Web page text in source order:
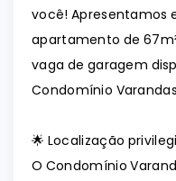
você! Apresentamos
apartamento de
vaga de garagem
Condomínio
🌟 Localização
O Condomínio